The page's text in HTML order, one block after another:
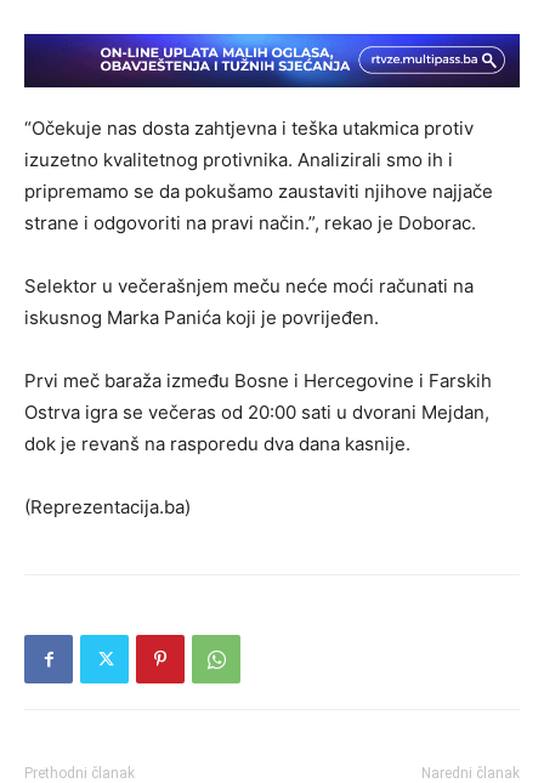
“Očekuje nas dosta zahtjevna i teška utakmica protiv
izuzetno kvalitetnog protivnika. Analizirali smo ih i
pripremamo se da pokušamo zaustaviti njihove najjače
strane i odgovoriti na pravi način.”, rekao je Doborac.
Selektor u večerašnjem meču neće moći računati na
iskusnog Marka Panića koji je povrijeđen.
Prvi meč baraža između Bosne i Hercegovine i Farskih
Ostrva igra se večeras od 20:00 sati u dvorani Mejdan,
dok je revanš na rasporedu dva dana kasnije.
(Reprezentacija.ba)
Prethodni članak Naredni članak